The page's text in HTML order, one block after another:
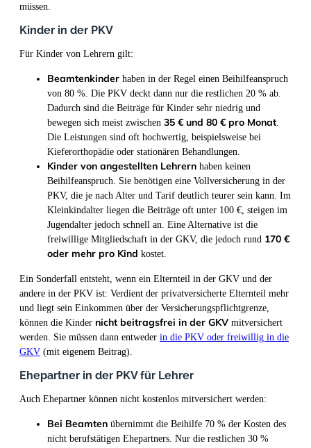
müssen.
Kinder in der PKV
Für Kinder von Lehrern gilt:
Beamtenkinder haben in der Regel einen Beihilfeanspruch
von 80 %. Die PKV deckt dann nur die restlichen 20 % ab.
Dadurch sind die Beiträge für Kinder sehr niedrig und
bewegen sich meist zwischen 35 € und 80 € pro Monat.
Die Leistungen sind oft hochwertig, beispielsweise bei
Kieferorthopädie oder stationären Behandlungen.
Kinder von angestellten Lehrern haben keinen
Beihilfeanspruch. Sie benötigen eine Vollversicherung in der
PKV, die je nach Alter und Tarif deutlich teurer sein kann. Im
Kleinkindalter liegen die Beiträge oft unter 100 €, steigen im
Jugendalter jedoch schnell an. Eine Alternative ist die
freiwillige Mitgliedschaft in der GKV, die jedoch rund 170 €
oder mehr pro Kind kostet.
Ein Sonderfall entsteht, wenn ein Elternteil in der GKV und der
andere in der PKV ist: Verdient der privatversicherte Elternteil mehr
und liegt sein Einkommen über der Versicherungspflichtgrenze,
können die Kinder nicht beitragsfrei in der GKV mitversichert
werden. Sie müssen dann entweder in die PKV oder freiwillig in die
GKV (mit eigenem Beitrag).
Ehepartner in der PKV für Lehrer
Auch Ehepartner können nicht kostenlos mitversichert werden:
Bei Beamten übernimmt die Beihilfe 70 % der Kosten des
nicht berufstätigen Ehepartners. Nur die restlichen 30 %